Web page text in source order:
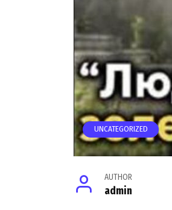
UNCATEGORIZED
AUTHOR
admin